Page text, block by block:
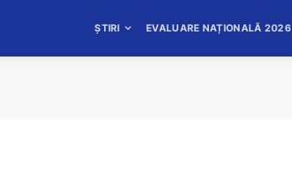
ȘTIRI EVALUARE NAȚIONALĂ 2026